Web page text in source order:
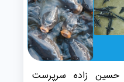
زاده سرپرست